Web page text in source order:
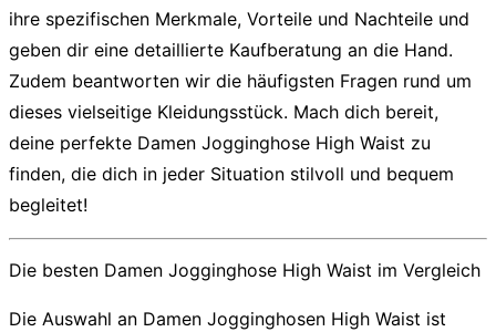
ihre spezifischen Merkmale, Vorteile und Nachteile und
geben dir eine detaillierte Kaufberatung an die Hand.
Zudem beantworten wir die häufigsten Fragen rund um
dieses vielseitige Kleidungsstück. Mach dich bereit,
deine perfekte Damen Jogginghose High Waist zu
finden, die dich in jeder Situation stilvoll und bequem
begleitet!
Die besten Damen Jogginghose High Waist im Vergleich
Die Auswahl an Damen Jogginghosen High Waist ist